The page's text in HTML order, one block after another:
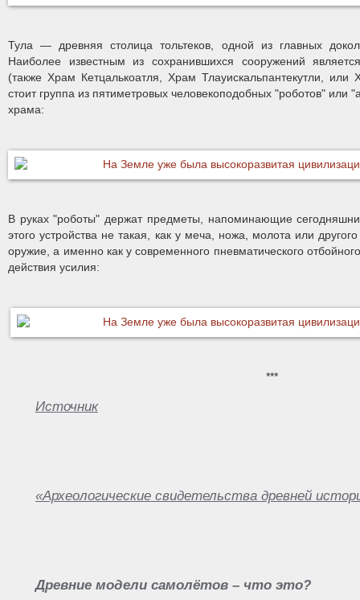
Тула — древняя столица тольтеков, одной из главных
Наиболее известным из сохранившихся сооружений
(также Храм Кетцалькоатля, Храм Тлауискальпантекутли,
стоит группа из пятиметровых человекоподобных "роботов" или
храма:
В руках "роботы" держат предметы, напоминающие
этого устройства не такая, как у меча, ножа, молота или
оружие, а именно как у современного пневматического
действия усилия:
***
Источник
«Археологические свидетельства древней
Древние модели самолётов – что это?